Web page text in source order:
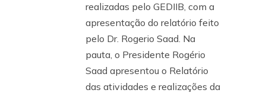
realizadas pelo GEDIIB, com a
apresentação do relatório feito
pelo Dr. Rogerio Saad. Na
pauta, o Presidente Rogério
Saad apresentou o Relatório
das atividades e realizações da